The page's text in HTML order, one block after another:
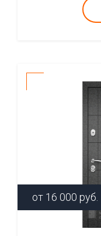
от 16 000 руб.